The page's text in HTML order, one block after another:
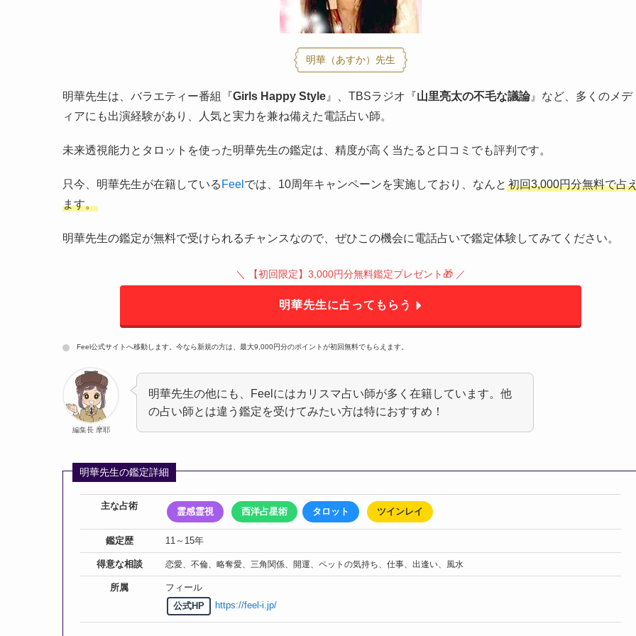
明華（あすか）先生
明華先生は、バラエティー番組『Girls Happy Style 』、TBSラジオ『山里亮太の不毛な議論』など、多くのメデ
ィアにも出演経験があり、人気と実力を兼ね備えた電話占い師。
未来透視能力とタロットを使った明華先生の鑑定は、精度が高く当たると口コミでも評判です。
只今、明華先生が在籍している Feel では、10周年キャンペーンを実施しており、なんと 初回3,000円分無料で占
ます。
明華先生の鑑定が無料で受けられるチャンスなので、ぜひこの機会に電話占いで鑑定体験してみてください。
＼ 【初回限定】3,000円分無料鑑定プレゼント🎁 ／
明華先生に占ってもらう
Feel公式サイトへ移動します。今なら新規の方は、最大9,000円分のポイントが初回無料でもらえます。
編集長 摩耶
明華先生の他にも、Feelにはカリスマ占い師が多く在籍しています。他
の占い師とは違う鑑定を受けてみたい方は特におすすめ！
明華先生の鑑定詳細
主な占術
霊感霊視 西洋占星術 タロット ツインレイ
鑑定歴 11～15年
得意な相談 恋愛、不倫、略奪愛、三角関係、開運、ペットの気持ち、仕事、出逢い、風水
所属
フィール
公式HP
https://feel-i.jp/